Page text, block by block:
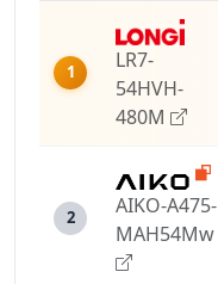
1
LR7-
54HVH-
480M
2
AIKO-A475-
MAH54Mw